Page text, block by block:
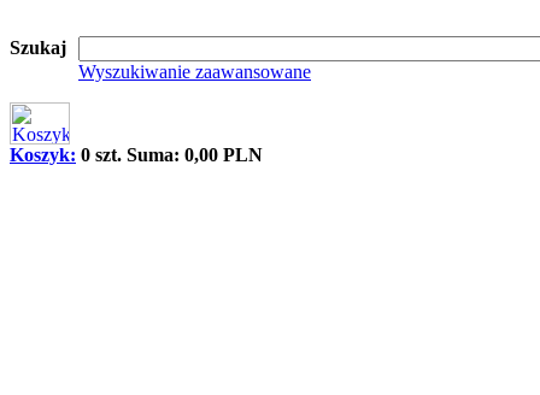
Szukaj
Wyszukiwanie zaawansowane
Koszyk: 0 szt. Suma: 0,00 PLN